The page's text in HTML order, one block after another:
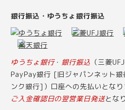
銀行振込・ゆうちょ銀行振込
ゆうちょ銀行・ 銀行振込 （三菱
PayPay銀行 [旧ジャパンネット
ンク銀行]）口座への先払いとなり
ご入金確認日の翌営業日発送とな